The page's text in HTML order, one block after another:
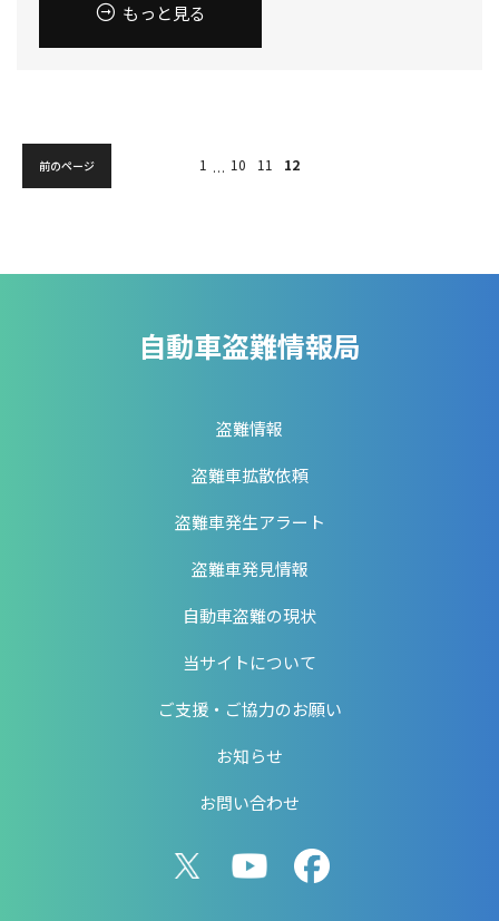
もっと見る
前のページ 1 … 10 11 12
自動車盗難情報局
盗難情報
盗難車拡散依頼
盗難車発生アラート
盗難車発見情報
自動車盗難の現状
当サイトについて
ご支援・ご協力のお願い
お知らせ
お問い合わせ